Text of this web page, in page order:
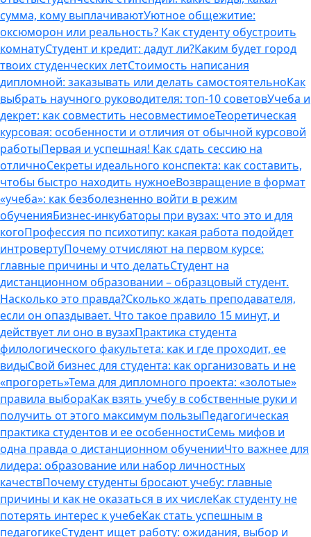
сумма, кому выплачиваютУютное общежитие:
оксюморон или реальность? Как студенту обустроить
комнатуСтудент и кредит: дадут ли?Каким будет город
твоих студенческих летСтоимость написания
дипломной: заказывать или делать самостоятельноКак
выбрать научного руководителя: топ-10 советовУчеба и
декрет: как совместить несовместимоеТеоретическая
курсовая: особенности и отличия от обычной курсовой
работыПервая и успешная! Как сдать сессию на
отличноСекреты идеального конспекта: как составить,
чтобы быстро находить нужноеВозвращение в формат
«учеба»: как безболезненно войти в режим
обученияБизнес-инкубаторы при вузах: что это и для
когоПрофессия по психотипу: какая работа подойдет
интровертуПочему отчисляют на первом курсе:
главные причины и что делатьСтудент на
дистанционном образовании – образцовый студент.
Насколько это правда?Сколько ждать преподавателя,
если он опаздывает. Что такое правило 15 минут, и
действует ли оно в вузахПрактика студента
филологического факультета: как и где проходит, ее
видыСвой бизнес для студента: как организовать и не
«прогореть»Тема для дипломного проекта: «золотые»
правила выбораКак взять учебу в собственные руки и
получить от этого максимум пользыПедагогическая
практика студентов и ее особенностиСемь мифов и
одна правда о дистанционном обученииЧто важнее для
лидера: образование или набор личностных
качествПочему студенты бросают учебу: главные
причины и как не оказаться в их числеКак студенту не
потерять интерес к учебеКак стать успешным в
педагогикеСтудент ищет работу: ожидания, выбор и